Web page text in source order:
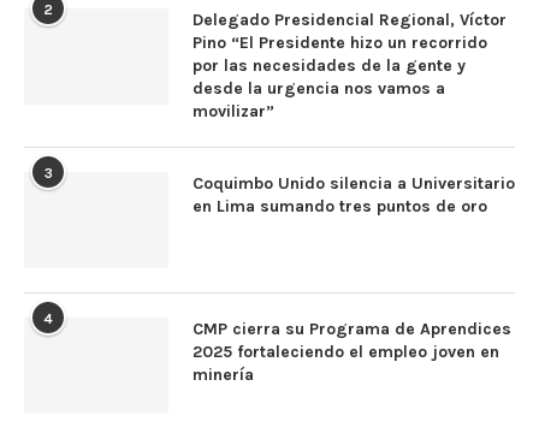
2
Delegado Presidencial Regional, Víctor
Pino “El Presidente hizo un recorrido
por las necesidades de la gente y
desde la urgencia nos vamos a
movilizar”
3
Coquimbo Unido silencia a Universitario
en Lima sumando tres puntos de oro
4
CMP cierra su Programa de Aprendices
2025 fortaleciendo el empleo joven en
minería